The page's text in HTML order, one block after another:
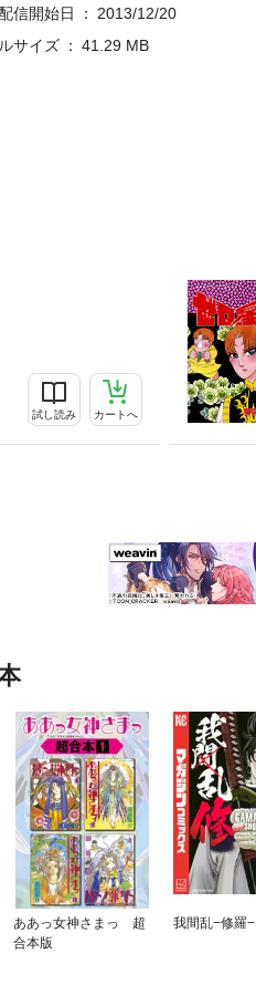
試し読み カートへ
信開始日
2013/12/20
サイズ
41.29 MB
ああっ女神さまっ 超
合本版
我間乱−修羅−